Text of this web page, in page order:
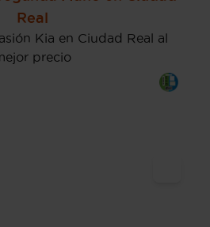
Real
Kia en Ciudad Real al
precio